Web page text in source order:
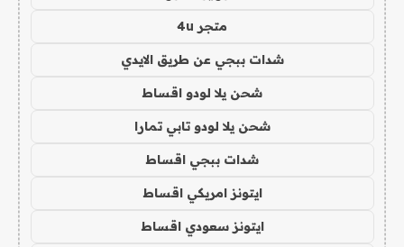
متجر 4u
شدات ببجي عن طريق الايدي
شحن يلا لودو اقساط
شحن يلا لودو تابي تمارا
شدات ببجي اقساط
ايتونز امريكي اقساط
ايتونز سعودي اقساط